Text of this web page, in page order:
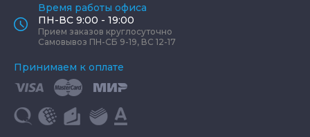
Время работы офиса
ПН-ВС 9:00 - 19:00
Прием заказов круглосуточно
Самовывоз ПН-СБ 9-19, ВС 12-17
Принимаем к оплате